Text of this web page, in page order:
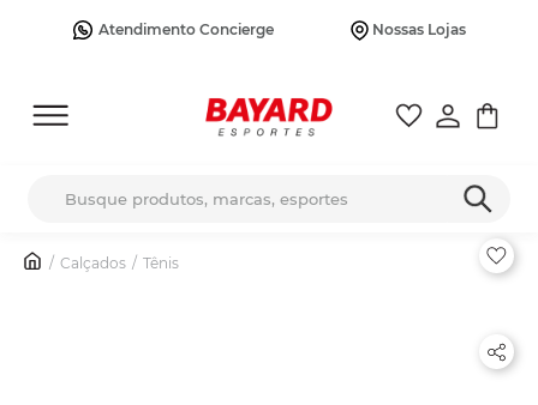
Atendimento Concierge Nossas Lojas
Calçados Tênis